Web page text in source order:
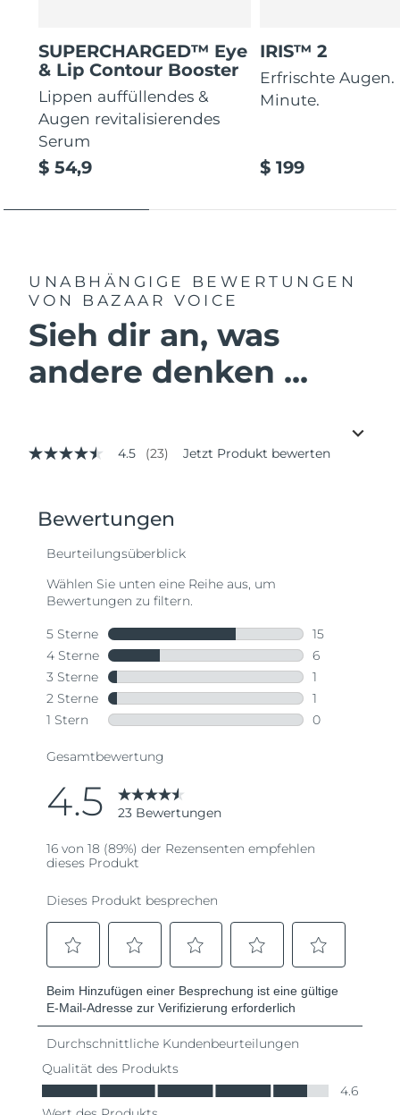
SUPERCHARGED™ Eye
& Lip Contour Booster
Lippen auffüllendes &
Augen revitalisierendes
Serum
$ 54,9
IRIS™ 2
Erfrischte Augen.
Minute.
$ 199
UNABHÄNGIGE BEWERTUNGEN
VON BAZAAR VOICE
Sieh dir an, was
andere denken ...
4.5
Durchschnittswert
der
Bewertung.
Read
Reviews.
Link
derselben
4.5 (23) Jetzt Produkt bewerten